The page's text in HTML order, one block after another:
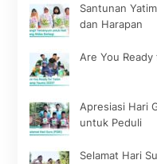
Santunan
dan Harapan
Are You Ready
Apresiasi Hari
untuk Peduli
Selamat Hari